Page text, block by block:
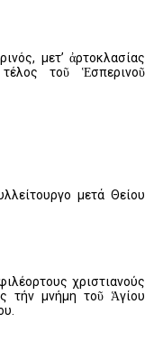
μετ’ ἀρτοκλασίας
τοῦ Ἑσπερινοῦ
μετά Θείου
χριστιανούς
τήν μνήμη τοῦ Ἁγίου